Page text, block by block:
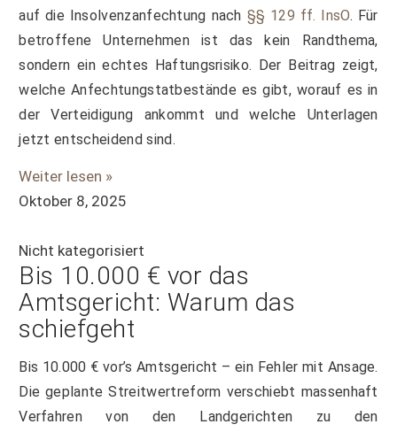
auf die Insolvenzanfechtung nach §§ 129 ff. InsO. Für
betroffene Unternehmen ist das kein Randthema,
sondern ein echtes Haftungsrisiko. Der Beitrag zeigt,
welche Anfechtungstatbestände es gibt, worauf es in
der Verteidigung ankommt und welche Unterlagen
jetzt entscheidend sind.
Weiter lesen »
Oktober 8, 2025
Nicht kategorisiert
Bis 10.000 € vor das
Amtsgericht: Warum das
schiefgeht
Bis 10.000 € vor’s Amtsgericht – ein Fehler mit Ansage.
Die geplante Streitwertreform verschiebt massenhaft
Verfahren von den Landgerichten zu den